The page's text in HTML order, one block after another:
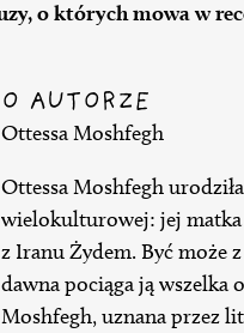
o których mowa w
O AUTORZE
Ottessa Moshfegh
Ottessa Moshfegh
wielokulturowej: jej matka
z Iranu Żydem. Być może
dawna pociąga ją wszelka
Moshfegh, uznana przez